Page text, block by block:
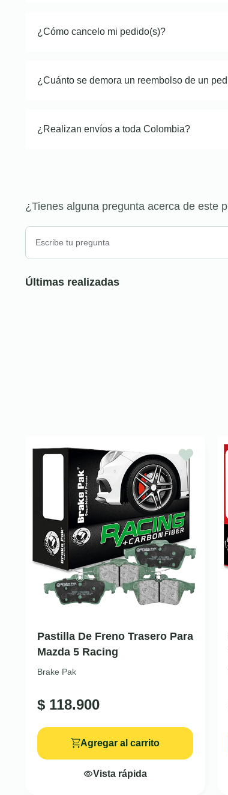
¿Cómo cancelo mi pedido(s)?
¿Cuánto se demora un reembolso de un
¿Realizan envíos a toda Colombia?
¿Tienes alguna pregunta acerca de este
Últimas realizadas
Pastilla De Freno Trasero Para
Mazda 5 Racing
Brake Pak
$ 118.900
Agregar al carrito
Vista rápida